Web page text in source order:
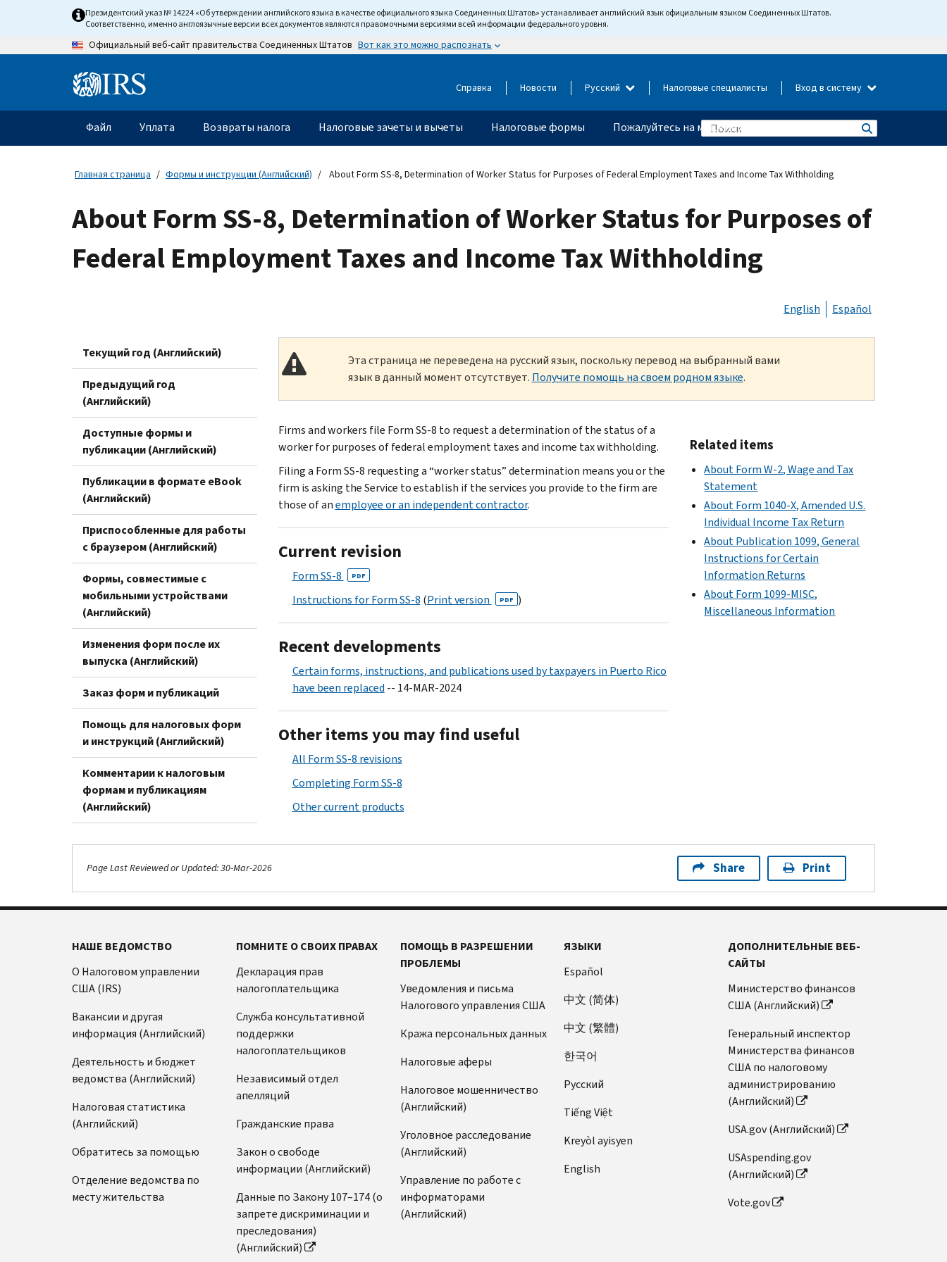
content
Президентский указ № 14224 «Об утверждении английского языка в качестве официального языка Соединенных Штатов» устанавливает английский язык официальным языком Соединенных Штатов.
Соответственно, именно англоязычные версии всех документов являются правомочными версиями всей информации федерального уровня.
Официальный веб-сайт правительства Соединенных Штатов Вот как это можно распознать
Information Справка Новости Русский Налоговые специалисты Вход в систему
Главное
меню
Файл Уплата Возвраты налога Налоговые зачеты и вычеты Налоговые формы Пожалуйтесь на мошенничество
Главная страница Формы и инструкции (Английский) About Form SS-8, Determination of Worker Status for Purposes of Federal Employment Taxes and Income Tax Withholding
About Form SS-8, Determination of Worker Status for Purposes of
Federal Employment Taxes and Income Tax Withholding
English Español
Текущий год (Английский)
Предыдущий год
(Английский)
Доступные формы и
публикации (Английский)
Публикации в формате eBook
(Английский)
Приспособленные для работы
с браузером (Английский)
Формы, совместимые с
мобильными устройствами
(Английский)
Изменения форм после их
выпуска (Английский)
Заказ форм и публикаций
Помощь для налоговых форм
и инструкций (Английский)
Комментарии к налоговым
формам и публикациям
(Английский)
Эта страница не переведена на русский язык, поскольку перевод на выбранный вами
язык в данный момент отсутствует. Получите помощь на своем родном языке.
Firms and workers file Form SS-8 to request a determination of the status of a
worker for purposes of federal employment taxes and income tax withholding.
Filing a Form SS-8 requesting a “worker status” determination means you or the
firm is asking the Service to establish if the services you provide to the firm are
those of anemployee or an independent contractor.
Current revision
Form SS-8 PDF
Instructions for Form SS-8 (Print version PDF )
Recent developments
Certain forms, instructions, and publications used by taxpayers in Puerto Rico
have been replaced -- 14-MAR-2024
Other items you may find useful
All Form SS-8 revisions
Completing Form SS-8
Other current products
Related items
About Form W-2, Wage and Tax
Statement
About Form 1040-X, Amended U.S.
Individual Income Tax Return
About Publication 1099, General
Instructions for Certain
Information Returns
About Form 1099-MISC,
Miscellaneous Information
Page Last Reviewed or Updated: 30-Mar-2026 Share Print
НАШЕ ВЕДОМСТВО
О Налоговом управлении
США (IRS)
Вакансии и другая
информация (Английский)
Деятельность и бюджет
ведомства (Английский)
Налоговая статистика
(Английский)
Обратитесь за помощью
Отделение ведомства по
месту жительства
ПОМНИТЕ О СВОИХ ПРАВАХ
Декларация прав
налогоплательщика
Служба консультативной
поддержки
налогоплательщиков
Независимый отдел
апелляций
Гражданские права
Закон о свободе
информации (Английский)
Данные по Закону 107–174 (о
запрете дискриминации и
преследования)
(Английский)
ПОМОЩЬ В РАЗРЕШЕНИИ
ПРОБЛЕМЫ
Уведомления и письма
Налогового управления США
Кража персональных данных
Налоговые аферы
Налоговое мошенничество
(Английский)
Уголовное расследование
(Английский)
Управление по работе с
информаторами
(Английский)
ЯЗЫКИ
Español
中文 (简体)
中文 (繁體)
한국어
Pусский
Tiếng Việt
Kreyòl ayisyen
English
ДОПОЛНИТЕЛЬНЫЕ ВЕБ-
САЙТЫ
Министерство финансов
США (Английский)
Генеральный инспектор
Министерства финансов
США по налоговому
администрированию
(Английский)
USA.gov (Английский)
USAspending.gov
(Английский)
Vote.gov